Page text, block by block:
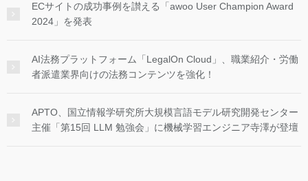
ECサイトの成功事例を讃える「awoo User Champion Award
2024」を発表
AI法務プラットフォーム「LegalOn Cloud」、職業紹介・労働
者派遣業界向けの法務コンテンツを強化！
APTO、国立情報学研究所大規模言語モデル研究開発センター
主催「第15回 LLM 勉強会」に機械学習エンジニア寺澤が登壇